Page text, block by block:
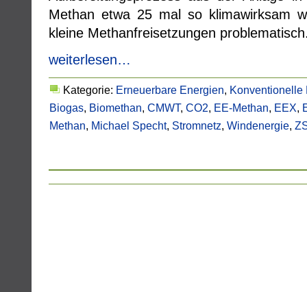
Methan etwa 25 mal so klimawirksam
kleine Methanfreisetzungen
weiterlesen…
Kategorie: Erneuerbare Energien, Konventionelle
Biogas, Biomethan, CMWT, CO2, EE-Methan, EEX,
Methan, Michael Specht, Stromnetz, Windenergie,